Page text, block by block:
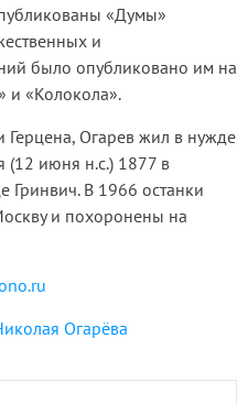
«Думы»
и
было опубликовано им на
и «Колокола».
Герцена, Огарев жил в нужде
(12 июня н.с.) 1877 в
Гринвич. В 1966 останки
и похоронены на
Огарёва